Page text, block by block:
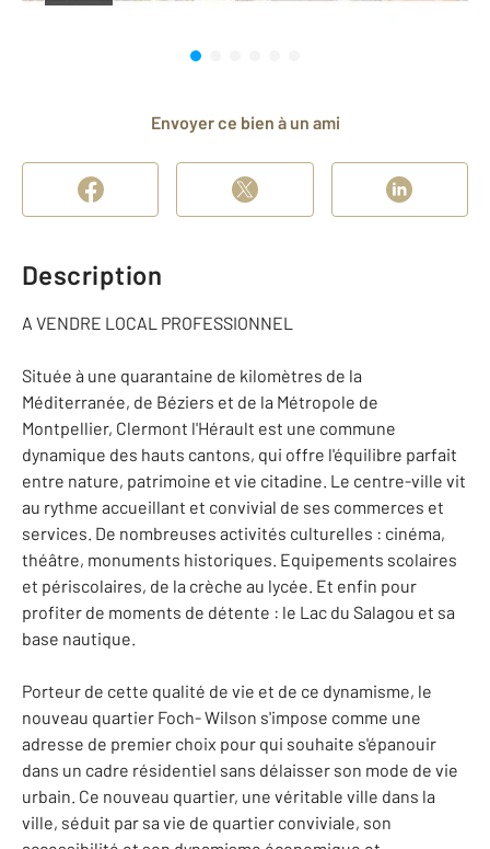
Envoyer ce bien à un ami
Description
A VENDRE LOCAL PROFESSIONNEL
Située à une quarantaine de kilomètres de la
Méditerranée, de Béziers et de la Métropole de
Montpellier, Clermont l'Hérault est une commune
dynamique des hauts cantons, qui offre l'équilibre parfait
entre nature, patrimoine et vie citadine. Le centre-ville vit
au rythme accueillant et convivial de ses commerces et
services. De nombreuses activités culturelles : cinéma,
théâtre, monuments historiques. Equipements scolaires
et périscolaires, de la crèche au lycée. Et enfin pour
profiter de moments de détente : le Lac du Salagou et sa
base nautique.
Porteur de cette qualité de vie et de ce dynamisme, le
nouveau quartier Foch- Wilson s'impose comme une
adresse de premier choix pour qui souhaite s'épanouir
dans un cadre résidentiel sans délaisser son mode de vie
urbain. Ce nouveau quartier, une véritable ville dans la
ville, séduit par sa vie de quartier conviviale, son